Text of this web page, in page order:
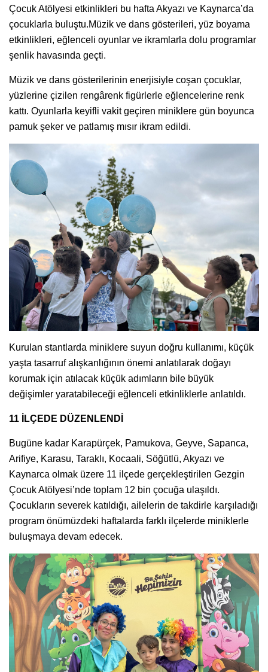
Çocuk Atölyesi etkinlikleri bu hafta Akyazı ve Kaynarca’da
çocuklarla buluştu.Müzik ve dans gösterileri, yüz boyama
etkinlikleri, eğlenceli oyunlar ve ikramlarla dolu programlar
şenlik havasında geçti.
Müzik ve dans gösterilerinin enerjisiyle coşan çocuklar,
yüzlerine çizilen rengârenk figürlerle eğlencelerine renk
kattı. Oyunlarla keyifli vakit geçiren miniklere gün boyunca
pamuk şeker ve patlamış mısır ikram edildi.
Kurulan stantlarda miniklere suyun doğru kullanımı, küçük
yaşta tasarruf alışkanlığının önemi anlatılarak doğayı
korumak için atılacak küçük adımların bile büyük
değişimler yaratabileceği eğlenceli etkinliklerle anlatıldı.
11 İLÇEDE DÜZENLENDİ
Bugüne kadar Karapürçek, Pamukova, Geyve, Sapanca,
Arifiye, Karasu, Taraklı, Kocaali, Söğütlü, Akyazı ve
Kaynarca olmak üzere 11 ilçede gerçekleştirilen Gezgin
Çocuk Atölyesi’nde toplam 12 bin çocuğa ulaşıldı.
Çocukların severek katıldığı, ailelerin de takdirle karşıladığı
program önümüzdeki haftalarda farklı ilçelerde miniklerle
buluşmaya devam edecek.